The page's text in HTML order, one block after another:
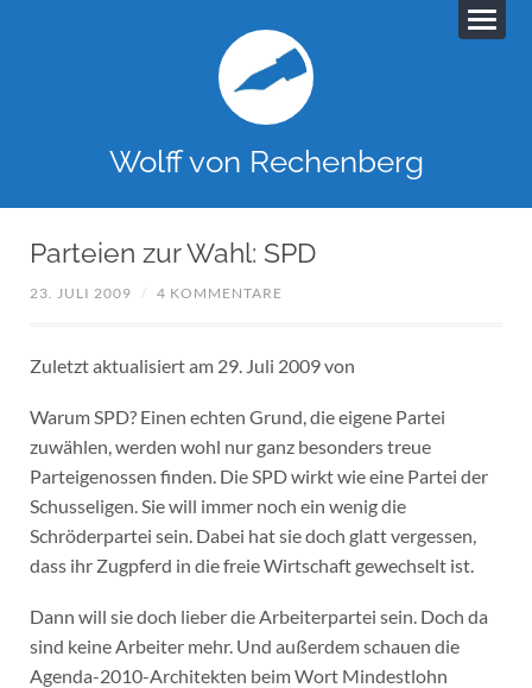
Wolff von Rechenberg
Parteien zur Wahl: SPD
23. JULI 2009 / 4 KOMMENTARE
Zuletzt aktualisiert am 29. Juli 2009 von
Warum SPD? Einen echten Grund, die eigene Partei
zuwählen, werden wohl nur ganz besonders treue
Parteigenossen finden. Die SPD wirkt wie eine Partei der
Schusseligen. Sie will immer noch ein wenig die
Schröderpartei sein. Dabei hat sie doch glatt vergessen,
dass ihr Zugpferd in die freie Wirtschaft gewechselt ist.
Dann will sie doch lieber die Arbeiterpartei sein. Doch da
sind keine Arbeiter mehr. Und außerdem schauen die
Agenda-2010-Architekten beim Wort Mindestlohn